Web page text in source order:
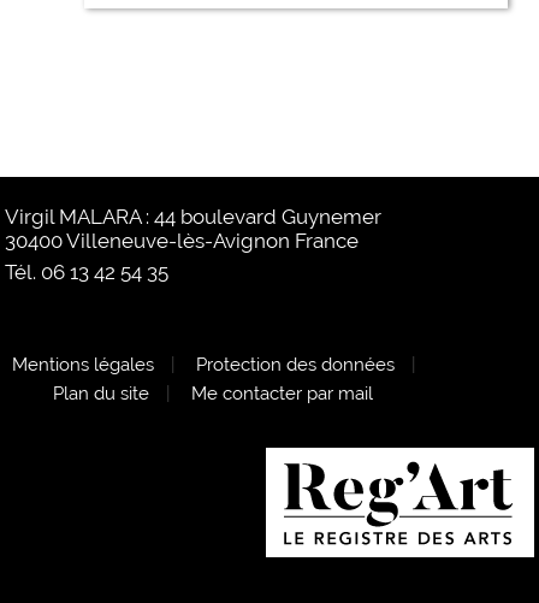
Virgil MALARA : 44 boulevard Guynemer
30400 Villeneuve-lès-Avignon France
Tél. 06 13 42 54 35
Mentions légales Protection des données
Plan du site
Me contacter par mail